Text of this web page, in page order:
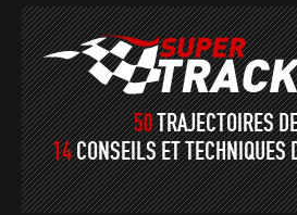
50TRAJECTOIRES
14CONSEILS ET TECHNIQUES